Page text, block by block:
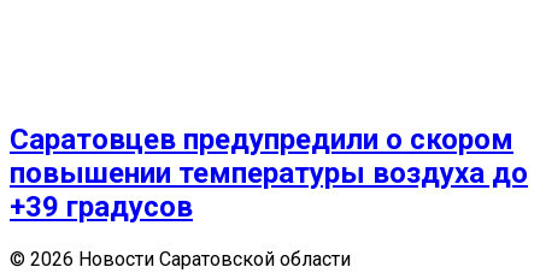
Саратовцев предупредили о скором
повышении температуры воздуха до
+39 градусов
© 2026 Новости Саратовской области